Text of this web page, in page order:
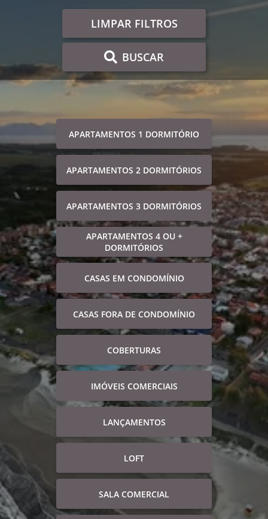
LIMPAR FILTROS
BUSCAR
APARTAMENTOS 1 DORMITÓRIO
APARTAMENTOS 2 DORMITÓRIOS
APARTAMENTOS 3 DORMITÓRIOS
APARTAMENTOS 4 OU +
DORMITÓRIOS
CASAS EM CONDOMÍNIO
CASAS FORA DE CONDOMÍNIO
COBERTURAS
IMÓVEIS COMERCIAIS
LANÇAMENTOS
LOFT
SALA COMERCIAL